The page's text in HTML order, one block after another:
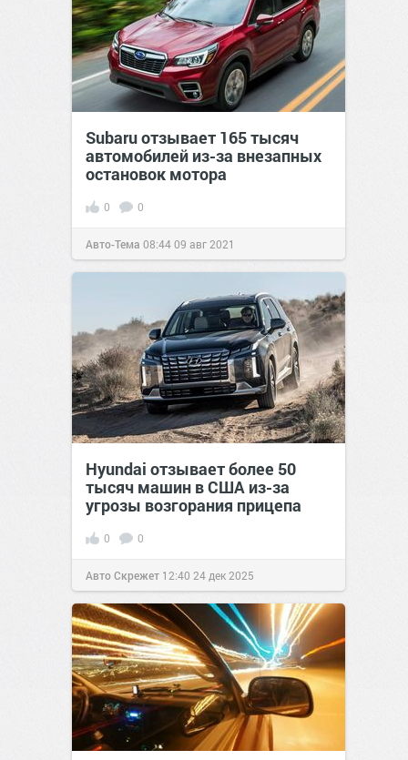
Subaru отзывает 165 тысяч
автомобилей из-за внезапных
остановок мотора
0 0
Авто-Тема 08:4409 авг 2021
Hyundai отзывает более 50
тысяч машин в США из-за
угрозы возгорания прицепа
0 0
Авто Скрежет 12:40 24 дек 2025